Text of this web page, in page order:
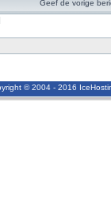
Geef de vorige
© 2004 - 2016